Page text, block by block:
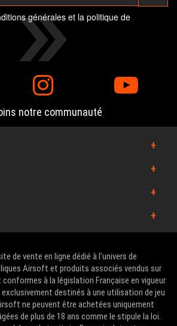
généraleset lapolitique de
notre communauté
de vente en ligne dédié à l'univers de
Airsoft et produits associés vendus sur
à la législation Française en vigueur.
destinés à une utilisation de jeu
ne peuvent être achetées uniquement
de plus de 18 ans comme le stipule la loi.